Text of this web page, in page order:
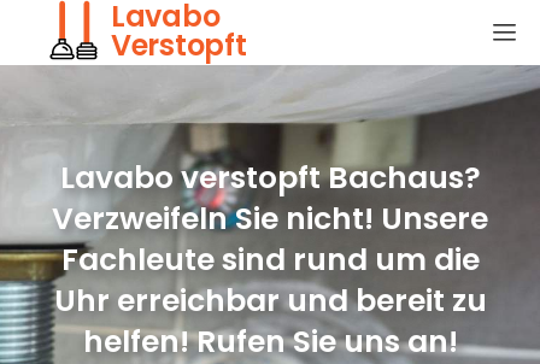
Lavabo
Verstopft
Lavabo verstopft Bachaus?
Verzweifeln Sie nicht! Unsere
Fachleute sind rund um die
Uhr erreichbar und bereit zu
helfen! Rufen Sie uns an!